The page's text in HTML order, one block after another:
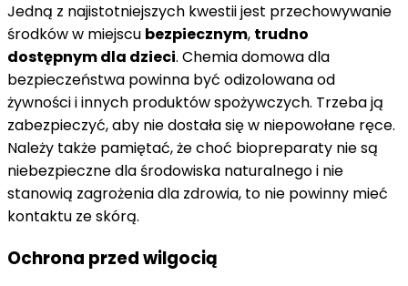
Jedną z najistotniejszych kwestii jest przechowywanie
środków w miejscu bezpiecznym, trudno
dostępnym dla dzieci. Chemia domowa dla
bezpieczeństwa powinna być odizolowana od
żywności i innych produktów spożywczych. Trzeba ją
zabezpieczyć, aby nie dostała się w niepowołane ręce.
Należy także pamiętać, że choć biopreparaty nie są
niebezpieczne dla środowiska naturalnego i nie
stanowią zagrożenia dla zdrowia, to nie powinny mieć
kontaktu ze skórą.
Ochrona przed wilgocią